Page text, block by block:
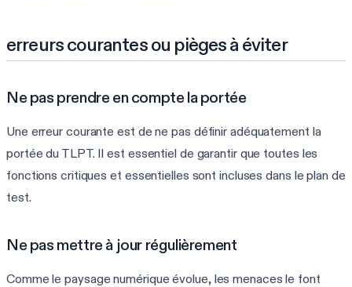
erreurs courantes ou pièges à éviter
Ne pas prendre en compte la portée
Une erreur courante est de ne pas définir adéquatement la
portée du TLPT. Il est essentiel de garantir que toutes les
fonctions critiques et essentielles sont incluses dans le plan de
test.
Ne pas mettre à jour régulièrement
Comme le paysage numérique évolue, les menaces le font